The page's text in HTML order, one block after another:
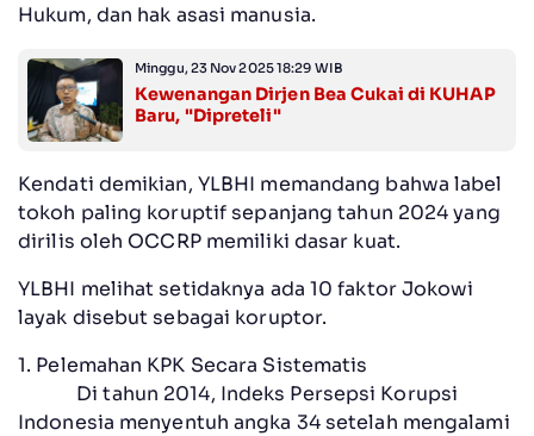
Hukum, dan hak asasi manusia.
Minggu, 23 Nov 2025 18:29 WIB
Kewenangan Dirjen Bea Cukai di KUHAP
Baru, "Dipreteli"
Kendati demikian, YLBHI memandang bahwa label
tokoh paling koruptif sepanjang tahun 2024 yang
dirilis oleh OCCRP memiliki dasar kuat.
YLBHI melihat setidaknya ada 10 faktor Jokowi
layak disebut sebagai koruptor.
1. Pelemahan KPK Secara Sistematis
Di tahun 2014, Indeks Persepsi Korupsi
Indonesia menyentuh angka 34 setelah mengalami